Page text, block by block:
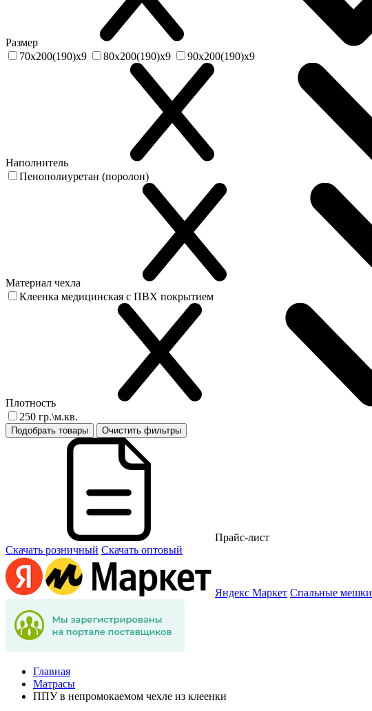
Размер
70х200(190)х9
80х200(190)х9 90х200(190)х9
Наполнитель
Пенополиуретан (поролон)
Материал чехла
Клеенка медицинская с ПВХ покрытием
Плотность
250 гр.\м.кв.
Подобрать товары Очистить фильтры
Прайс-лист
Скачать розничный Скачать оптовый
Яндекс Маркет Спальные мешки
Главная
Матрасы
ППУ в непромокаемом чехле из клеенки